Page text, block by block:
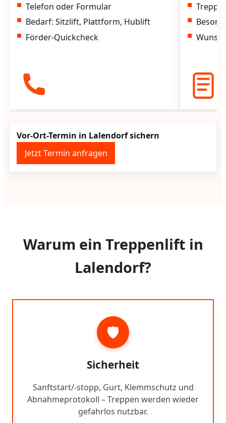
Telefon oder Formular
Bedarf: Sitzlift, Plattform, Hublift
Förder-Quickcheck
Vor-Ort-Termin in Lalendorf sichern
Jetzt Termin anfragen
Warum ein Treppenlift in
Lalendorf?
🛡️
Sicherheit
Sanftstart/-stopp, Gurt, Klemmschutz und
Abnahmeprotokoll – Treppen werden wieder
gefahrlos nutzbar.